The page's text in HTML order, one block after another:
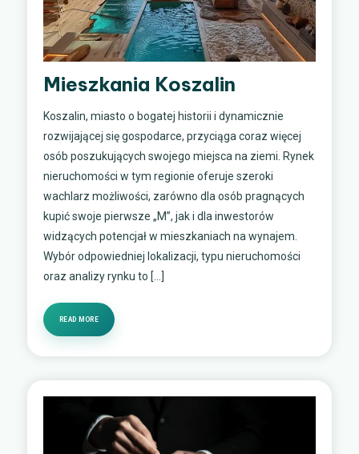
Mieszkania Koszalin
Koszalin, miasto o bogatej historii i dynamicznie
rozwijającej się gospodarce, przyciąga coraz więcej
osób poszukujących swojego miejsca na ziemi. Rynek
nieruchomości w tym regionie oferuje szeroki
wachlarz możliwości, zarówno dla osób pragnących
kupić swoje pierwsze „M”, jak i dla inwestorów
widzących potencjał w mieszkaniach na wynajem.
Wybór odpowiedniej lokalizacji, typu nieruchomości
oraz analizy rynku to […]
READ MORE